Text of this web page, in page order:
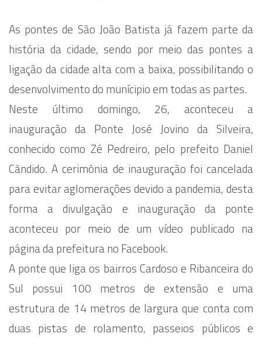
As pontes de São João Batista já fazem parte da
história da cidade, sendo por meio das pontes a
ligação da cidade alta com a baixa, possibilitando o
desenvolvimento do munícipio em todas as partes.
Neste último domingo, 26, aconteceu a
inauguração da Ponte José Jovino da Silveira,
conhecido como Zé Pedreiro, pelo prefeito Daniel
Cândido. A cerimônia de inauguração foi cancelada
para evitar aglomerações devido a pandemia, desta
forma a divulgação e inauguração da ponte
aconteceu por meio de um vídeo publicado na
página da prefeitura no Facebook.
A ponte que liga os bairros Cardoso e Ribanceira do
Sul possui 100 metros de extensão e uma
estrutura de 14 metros de largura que conta com
duas pistas de rolamento, passeios públicos e